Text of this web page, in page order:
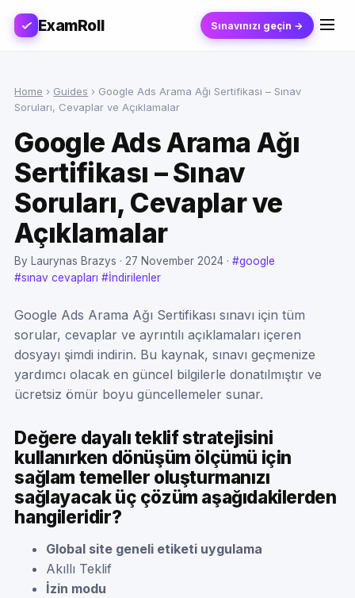
ExamRoll Sınavınızı geçin →
Home › Guides › Google Ads Arama Ağı Sertifikası – Sınav
Soruları, Cevaplar ve Açıklamalar
Google Ads Arama Ağı
Sertifikası – Sınav
Soruları, Cevaplar ve
Açıklamalar
By Laurynas Brazys ·27 November 2024 ·#google
#sınav cevapları #İndirilenler
Google Ads Arama Ağı Sertifikası sınavı için tüm
sorular, cevaplar ve ayrıntılı açıklamaları içeren
dosyayı şimdi indirin. Bu kaynak, sınavı geçmenize
yardımcı olacak en güncel bilgilerle donatılmıştır ve
ücretsiz ömür boyu güncellemeler sunar.
Değere dayalı teklif stratejisini
kullanırken dönüşüm ölçümü için
sağlam temeller oluşturmanızı
sağlayacak üç çözüm aşağıdakilerden
hangileridir?
Global site geneli etiketi uygulama
Akıllı Teklif
İzin modu